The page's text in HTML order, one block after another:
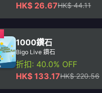
HK$ 26.67HK$ 44.11
1000鑽石
Bigo Live 鑽石
折扣: 40.0% OFF
HK$ 133.17HK$ 220.56